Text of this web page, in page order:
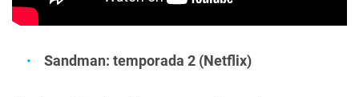
Sandman: temporada 2 (Netflix)